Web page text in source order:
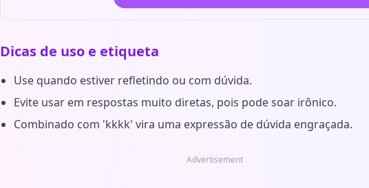
Dicas de uso e etiqueta
Use quando estiver refletindo ou com dúvida.
Evite usar em respostas muito diretas, pois pode soar irônico.
Combinado com 'kkkk' vira uma expressão de dúvida engraçada.
Advertisement